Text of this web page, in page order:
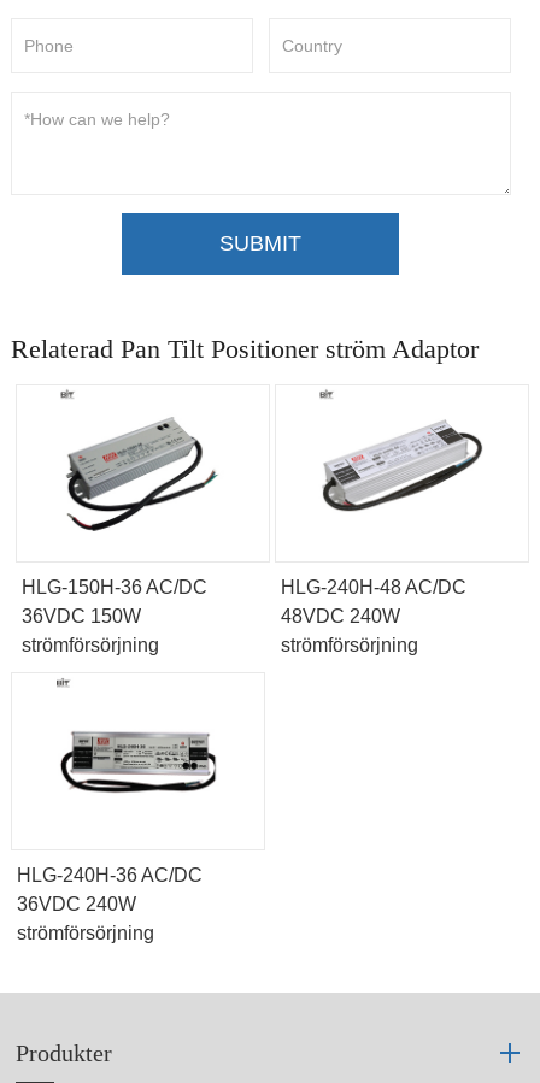
SUBMIT
Relaterad Pan Tilt Positioner ström Adaptor
HLG-150H-36 AC/DC
36VDC 150W
strömförsörjning
HLG-240H-48 AC/DC
48VDC 240W
strömförsörjning
HLG-240H-36 AC/DC
36VDC 240W
strömförsörjning
Produkter